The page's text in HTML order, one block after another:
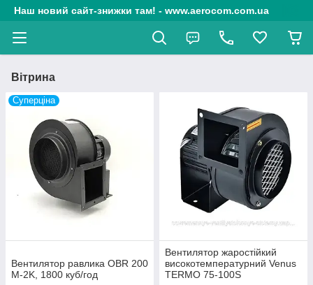
Наш новий сайт-знижки там! - www.aerocom.com.ua
Вітрина
Суперціна
Вентилятор равлика OBR 200
M-2K, 1800 куб/год
Вентилятор жаростійкий
високотемпературний Venus
TERMO 75-100S